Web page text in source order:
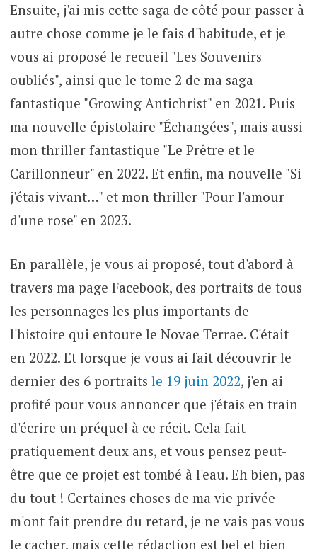
Ensuite, j'ai mis cette saga de côté pour passer à
autre chose comme je le fais d'habitude, et je
vous ai proposé le recueil "Les Souvenirs
oubliés", ainsi que le tome 2 de ma saga
fantastique "Growing Antichrist" en 2021. Puis
ma nouvelle épistolaire "Échangées", mais aussi
mon thriller fantastique "Le Prêtre et le
Carillonneur" en 2022. Et enfin, ma nouvelle "Si
j'étais vivant…" et mon thriller "Pour l'amour
d'une rose" en 2023.
En parallèle, je vous ai proposé, tout d'abord à
travers ma page Facebook, des portraits de tous
les personnages les plus importants de
l'histoire qui entoure le Novae Terrae. C'était
en 2022. Et lorsque je vous ai fait découvrir le
dernier des 6 portraits le 19 juin 2022, j'en ai
profité pour vous annoncer que j'étais en train
d'écrire un préquel à ce récit. Cela fait
pratiquement deux ans, et vous pensez peut-
être que ce projet est tombé à l'eau. Eh bien, pas
du tout ! Certaines choses de ma vie privée
m'ont fait prendre du retard, je ne vais pas vous
le cacher, mais cette rédaction est bel et bien